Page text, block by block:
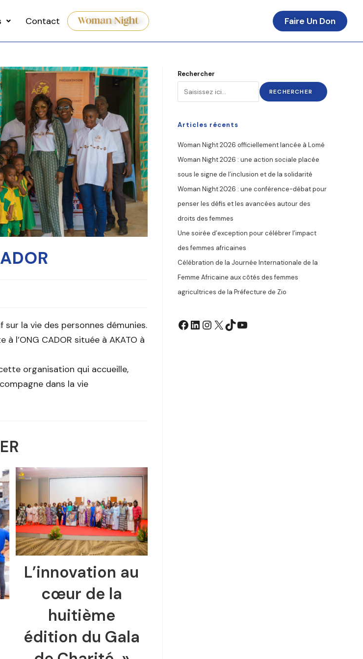
Contact Woman Night Faire Un Don
la vie des personnes démunies.
l’ONG CADOR située à AKATO à
organisation qui accueille,
dans la vie
L’innovation au
cœur de la
huitième
édition du Gala
Rechercher
RECHERCHER
Articles récents
Woman Night 2026 officiellement lancée à Lomé
Woman Night 2026 : une action sociale placée
sous le signe de l’inclusion et de la solidarité
Woman Night 2026 : une conférence-débat pour
penser les défis et les avancées autour des
droits des femmes
Une soirée d’exception pour célébrer l’impact
des femmes africaines
Célébration de la Journée Internationale de la
Femme Africaine aux côtés des femmes
agricultrices de la Préfecture de Zio